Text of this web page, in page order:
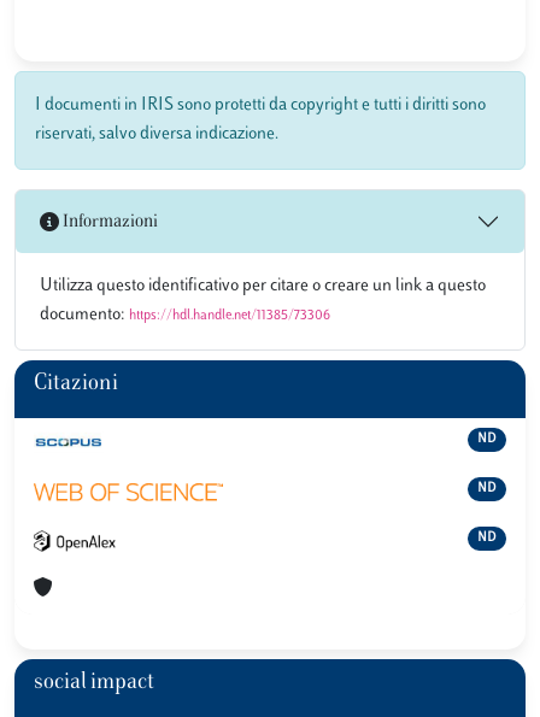
I documenti in IRIS sono protetti da copyright e tutti i diritti sono
riservati, salvo diversa indicazione.
Informazioni
Utilizza questo identificativo per citare o creare un link a questo
documento: https://hdl.handle.net/11385/73306
Citazioni
ND
ND
ND
social impact